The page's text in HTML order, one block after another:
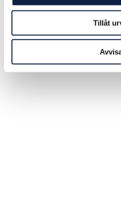
Tillåt
barriär" som stoppar fiskare i